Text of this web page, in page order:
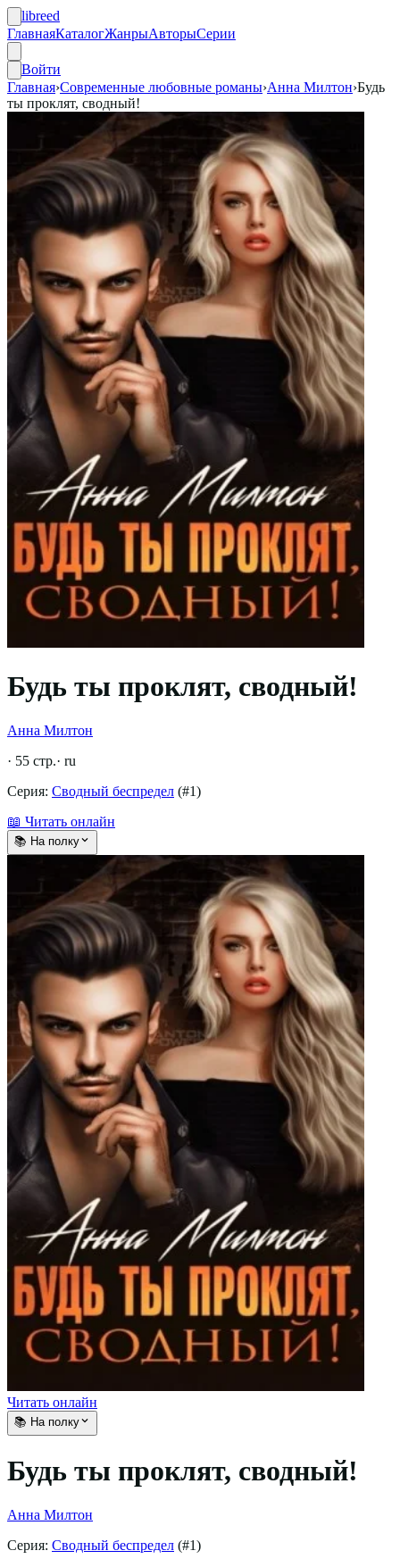
libreed
ГлавнаяКаталогЖанрыАвторыСерии
Войти
Главная›Современные любовные романы›Анна Милтон›Будь
ты проклят, сводный!
Будь ты проклят, сводный!
Анна Милтон
· 55 стр.· ru
Серия: Сводный беспредел (#1)
📖 Читать онлайн
📚 На полку
Читать онлайн
📚 На полку
Будь ты проклят, сводный!
Анна Милтон
Серия: Сводный беспредел (#1)